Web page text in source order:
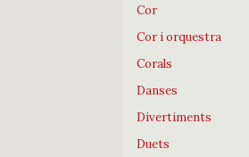
Cor
Cor i orquestra
Corals
Danses
Divertiments
Duets